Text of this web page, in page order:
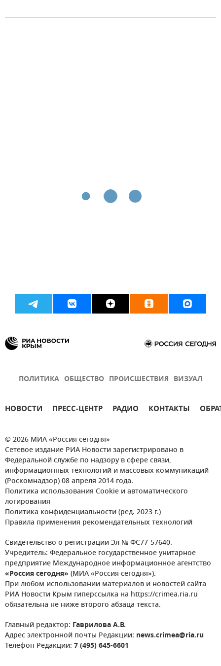
ПОЛИТИКА ОБЩЕСТВО ПРОИСШЕСТВИЯ ВИЗУАЛ
НОВОСТИ ПРЕСС-ЦЕНТР РАДИО КОНТАКТЫ
© 2026 МИА «Россия сегодня»
Сетевое издание РИА Новости зарегистрировано в
Федеральной службе по надзору в сфере связи,
информационных технологий и массовых коммуникаций
(Роскомнадзор) 08 апреля 2014 года.
Политика использования Cookie и автоматического
логирования
Политика конфиденциальности (ред. 2023 г.)
Правила применения рекомендательных технологий
Свидетельство о регистрации Эл № ФС77-57640.
Учредитель: Федеральное государственное унитарное
предприятие Международное информационное агентство
«Россия сегодня» (МИА «Россия сегодня»).
При любом использовании материалов и новостей сайта
РИА Новости Крым гиперссылка на https://crimea.ria.ru
обязательна не ниже второго абзаца текста.
Главный редактор: Гаврилова А.В.
Адрес электронной почты Редакции: news.crimea@ria.ru
Телефон Редакции: 7 (495) 645-6601